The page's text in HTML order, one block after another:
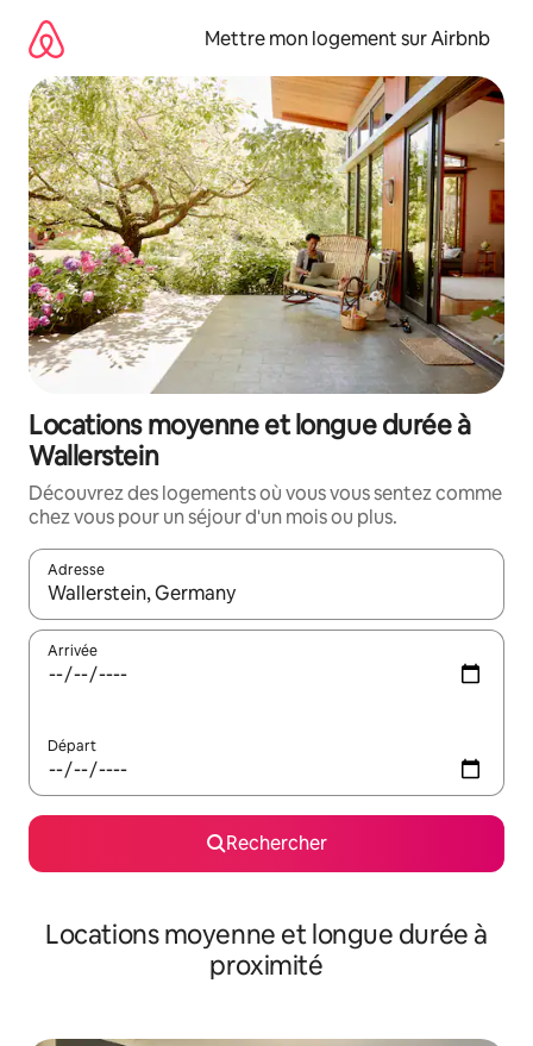
directement
contenu
Mettre mon logement sur Airbnb
Locations moyenne et longue durée à
Wallerstein
Découvrez des logements où vous vous sentez comme
chez vous pour un séjour d'un mois ou plus.
Adresse
Lorsque les résultats s'affichent, utilisez les flèches vers le
Arrivée
Départ
Rechercher
Locations moyenne et longue durée à
proximité